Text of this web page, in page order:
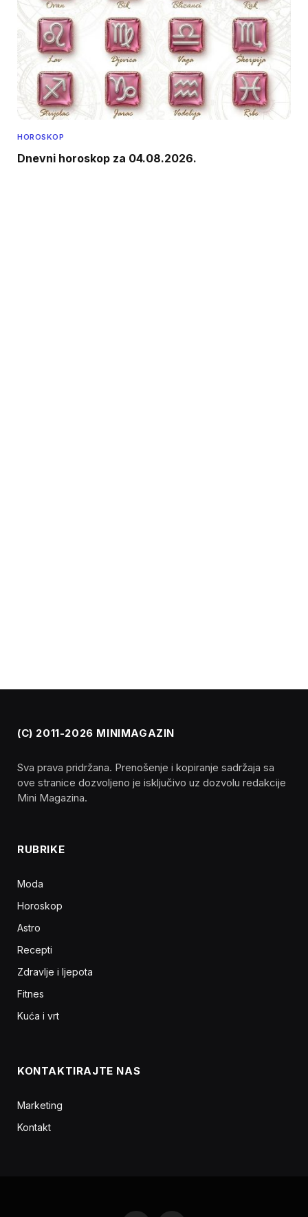
HOROSKOP
Dnevni horoskop za 04.08.2026.
(C) 2011-2026 MINIMAGAZIN
Sva prava pridržana. Prenošenje i kopiranje sadržaja sa
ove stranice dozvoljeno je isključivo uz dozvolu redakcije
Mini Magazina.
RUBRIKE
Moda
Horoskop
Astro
Recepti
Zdravlje i ljepota
Fitnes
Kuća i vrt
KONTAKTIRAJTE NAS
Marketing
Kontakt